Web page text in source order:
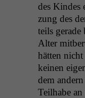
des
zung des
teils ger­ade
Alter
hät­ten
keinen
dem
Teil­habe